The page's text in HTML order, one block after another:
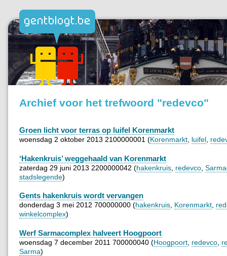
Archief voor het trefwoord "redevco"
Groen licht voor terras op luifel Korenmarkt
woensdag 2 oktober 2013 2100000001 (Korenmarkt luifel
‘Hakenkruis’ weggehaald van Korenmarkt
zaterdag 29 juni 2013 2200000042 (hakenkruis redevco
stadslegende)
Gents hakenkruis wordt vervangen
donderdag 3 mei 2012 700000000 (hakenkruis Korenmarkt
winkelcomplex)
Werf Sarmacomplex halveert Hoogpoort
woensdag 7 december 2011 700000040 (Hoogpoort redevco
Sarma)